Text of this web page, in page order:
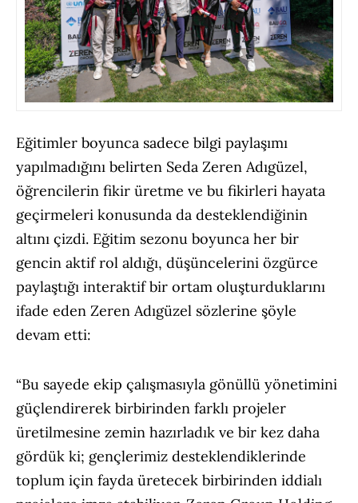
Eğitimler boyunca sadece bilgi paylaşımı
yapılmadığını belirten Seda Zeren Adıgüzel,
öğrencilerin fikir üretme ve bu fikirleri hayata
geçirmeleri konusunda da desteklendiğinin
altını çizdi. Eğitim sezonu boyunca her bir
gencin aktif rol aldığı, düşüncelerini özgürce
paylaştığı interaktif bir ortam oluşturduklarını
ifade eden Zeren Adıgüzel sözlerine şöyle
devam etti:
“Bu sayede ekip çalışmasıyla gönüllü yönetimini
güçlendirerek birbirinden farklı projeler
üretilmesine zemin hazırladık ve bir kez daha
gördük ki; gençlerimiz desteklendiklerinde
toplum için fayda üretecek birbirinden iddialı